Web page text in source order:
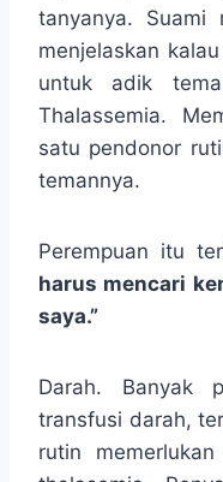
tanyanya. Suami
menjelaskan
untuk adik
Thalassemia.
satu pendonor
temannya.
Perempuan itu
harus mencari
saya.”
Darah. Banyak
transfusi darah,
rutin